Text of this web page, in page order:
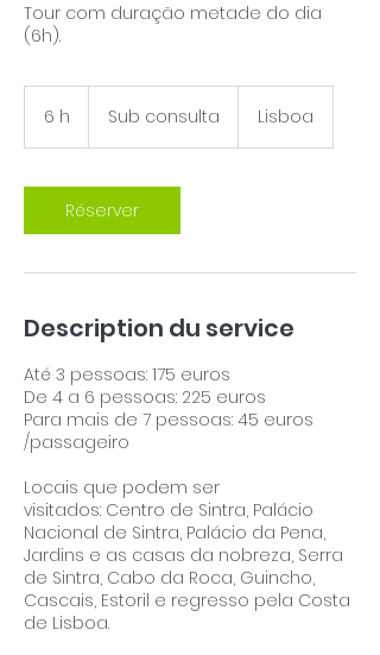
Tour com duração metade do dia
(6h).
6 h Sub consulta Lisboa
Réserver
Description du service
Até 3 pessoas: 175 euros
De 4 a 6 pessoas: 225 euros
Para mais de 7 pessoas: 45 euros
/passageiro
Locais que podem ser
visitados: Centro de Sintra, Palácio
Nacional de Sintra, Palácio da Pena,
Jardins e as casas da nobreza, Serra
de Sintra, Cabo da Roca, Guincho,
Cascais, Estoril e regresso pela Costa
de Lisboa.